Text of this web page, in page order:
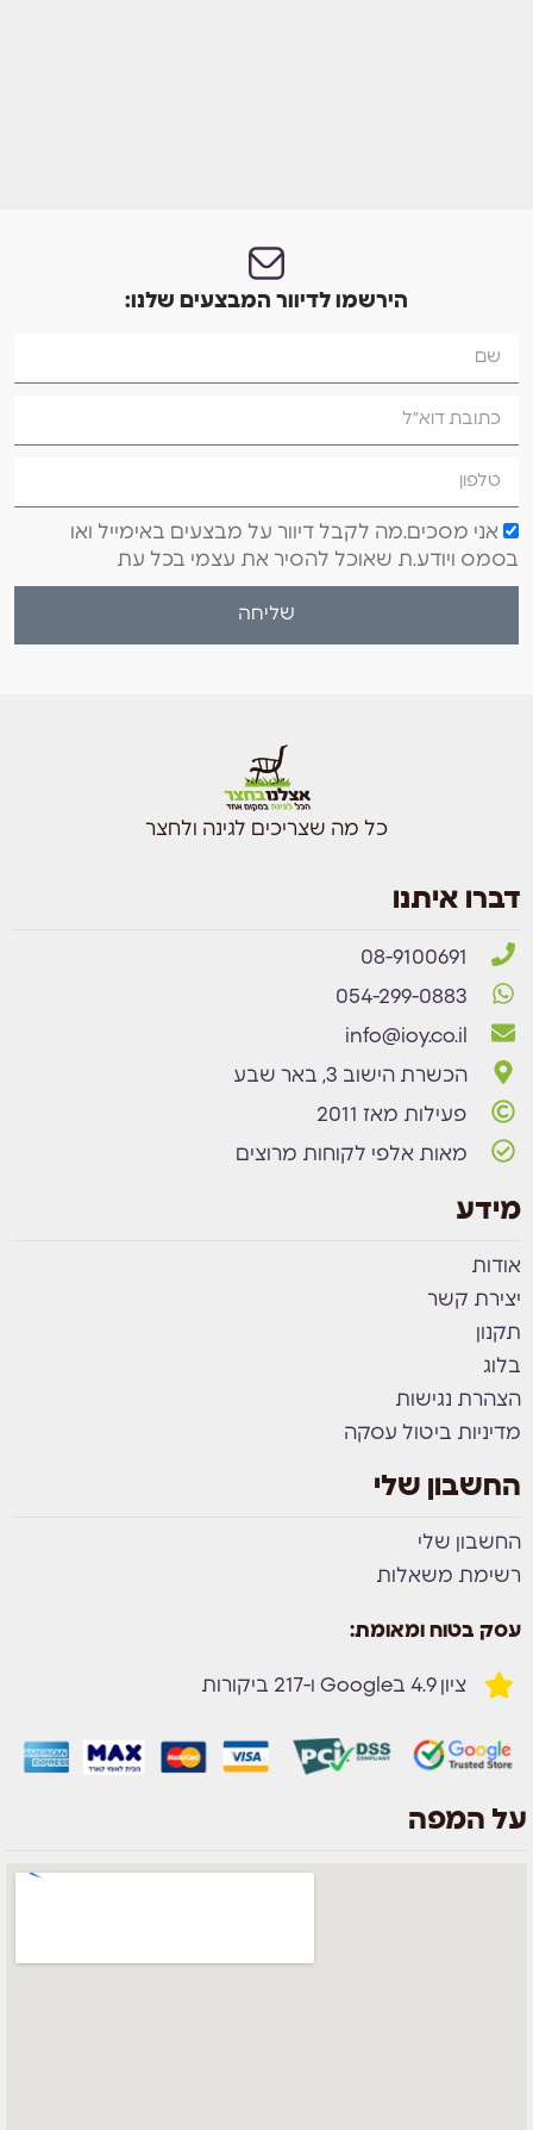
הירשמו לדיוור המבצעים שלנו:
אני מסכים.מה לקבל דיוור על מבצעים באימייל ואו
בסמס ויודע.ת שאוכל להסיר את עצמי בכל עת
שליחה
כל מה שצריכים לגינה ולחצר
דברו איתנו
08-9100691
054-299-0883
info@ioy.co.il
הכשרת הישוב 3, באר שבע
פעילות מאז 2011
מאות אלפי לקוחות מרוצים
מידע
אודות
יצירת קשר
תקנון
בלוג
הצהרת נגישות
מדיניות ביטול עסקה
החשבון שלי
החשבון שלי
רשימת משאלות
עסק בטוח ומאומת:
ציון 4.9 בGoogle ו-217 ביקורות
על המפה